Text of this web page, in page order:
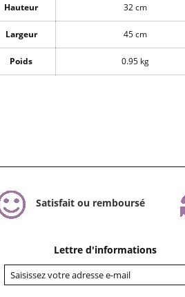
Hauteur 32 cm
Largeur 45 cm
Poids 0.95 kg
Satisfait ou remboursé
Lettre d'informations